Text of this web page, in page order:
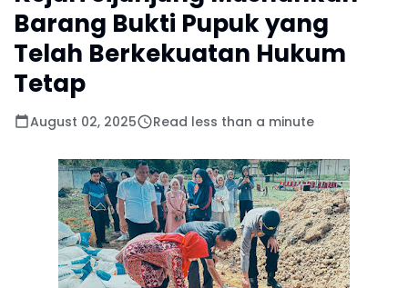
Barang Bukti Pupuk yang
Telah Berkekuatan Hukum
Tetap
August 02, 2025 Read less than a minute